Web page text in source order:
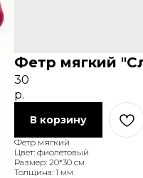
Фетр мягкий
30
р.
В корзину
Фетр мягкий
Цвет: фиолетовый
Размер: 20*30 см
Толщина: 1 мм